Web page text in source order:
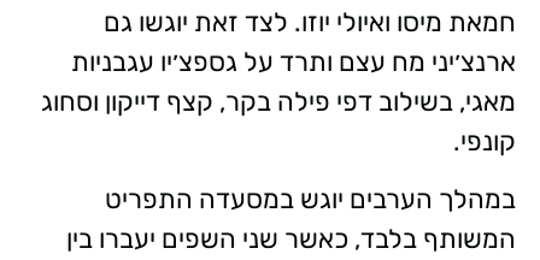
חמאת מיסו ואיולי יוזו. לצד זאת יוגשו גם
ארנצ׳יני מח עצם ותרד על גספצ׳יו עגבניות
מאגי, בשילוב דפי פילה בקר, קצף דייקון וסחוג
קונפי.
במהלך הערבים יוגש במסעדה התפריט
המשותף בלבד, כאשר שני השפים יעברו בין